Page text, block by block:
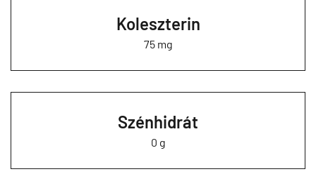
Koleszterin
75 mg
Szénhidrát
0 g